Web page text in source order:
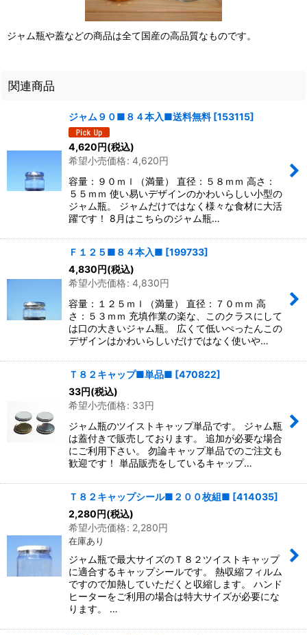
ジャム瓶や蓋などの商品は全て国産の高品質なものです。
関連商品
ジャム９０■８４本入■送料無料 [153115]
4,620円(税込)
希望小売価格: 4,620円
容量：９０ｍｌ（満量） 直径：５８ｍｍ 高さ：
５５ｍｍ 使い易いデザインのかわいらしい小型の
ジャム瓶。 ジャムだけではなく様々な食材に大活
躍です！ 8月はこちらのジャム瓶…
Ｆ１２５■８４本入■ [199733]
4,830円(税込)
希望小売価格: 4,830円
容量：１２５ｍｌ（満量） 直径：７０ｍｍ 高
さ：５３ｍｍ 充填作業の楽な、このクラスにして
は口の大きいジャム瓶。 広くて低いぺったんこの
デザインはかわいらしいだけではなく使いや…
Ｔ８２キャップ■単品■ [470822]
33円(税込)
希望小売価格: 33円
ジャム瓶のツイストキャップ単品です。 ジャム瓶
は蓋付きで販売しております。 追加が必要な場合
にご利用下さい。 勿論キャップ単品でのご注文も
歓迎です！ 単品販売をしているキャップ…
Ｔ８２キャップシール■２００枚組■ [414035]
2,280円(税込)
希望小売価格: 2,280円
在庫あり
ジャム瓶で最大サイズのＴ８２ツイストキャップ
に適合するキャップシールです。 熱収縮フィルム
ですので加熱していただくと収縮します。 ハンド
ヒーターをご利用の場合は特大サイズが必要にな
ります。 …